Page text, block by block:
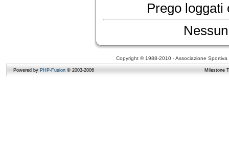
Prego loggati
Copyright © 1988-2010 - Associazione
Powered by PHP-Fusion © 2003-2006 Milestone